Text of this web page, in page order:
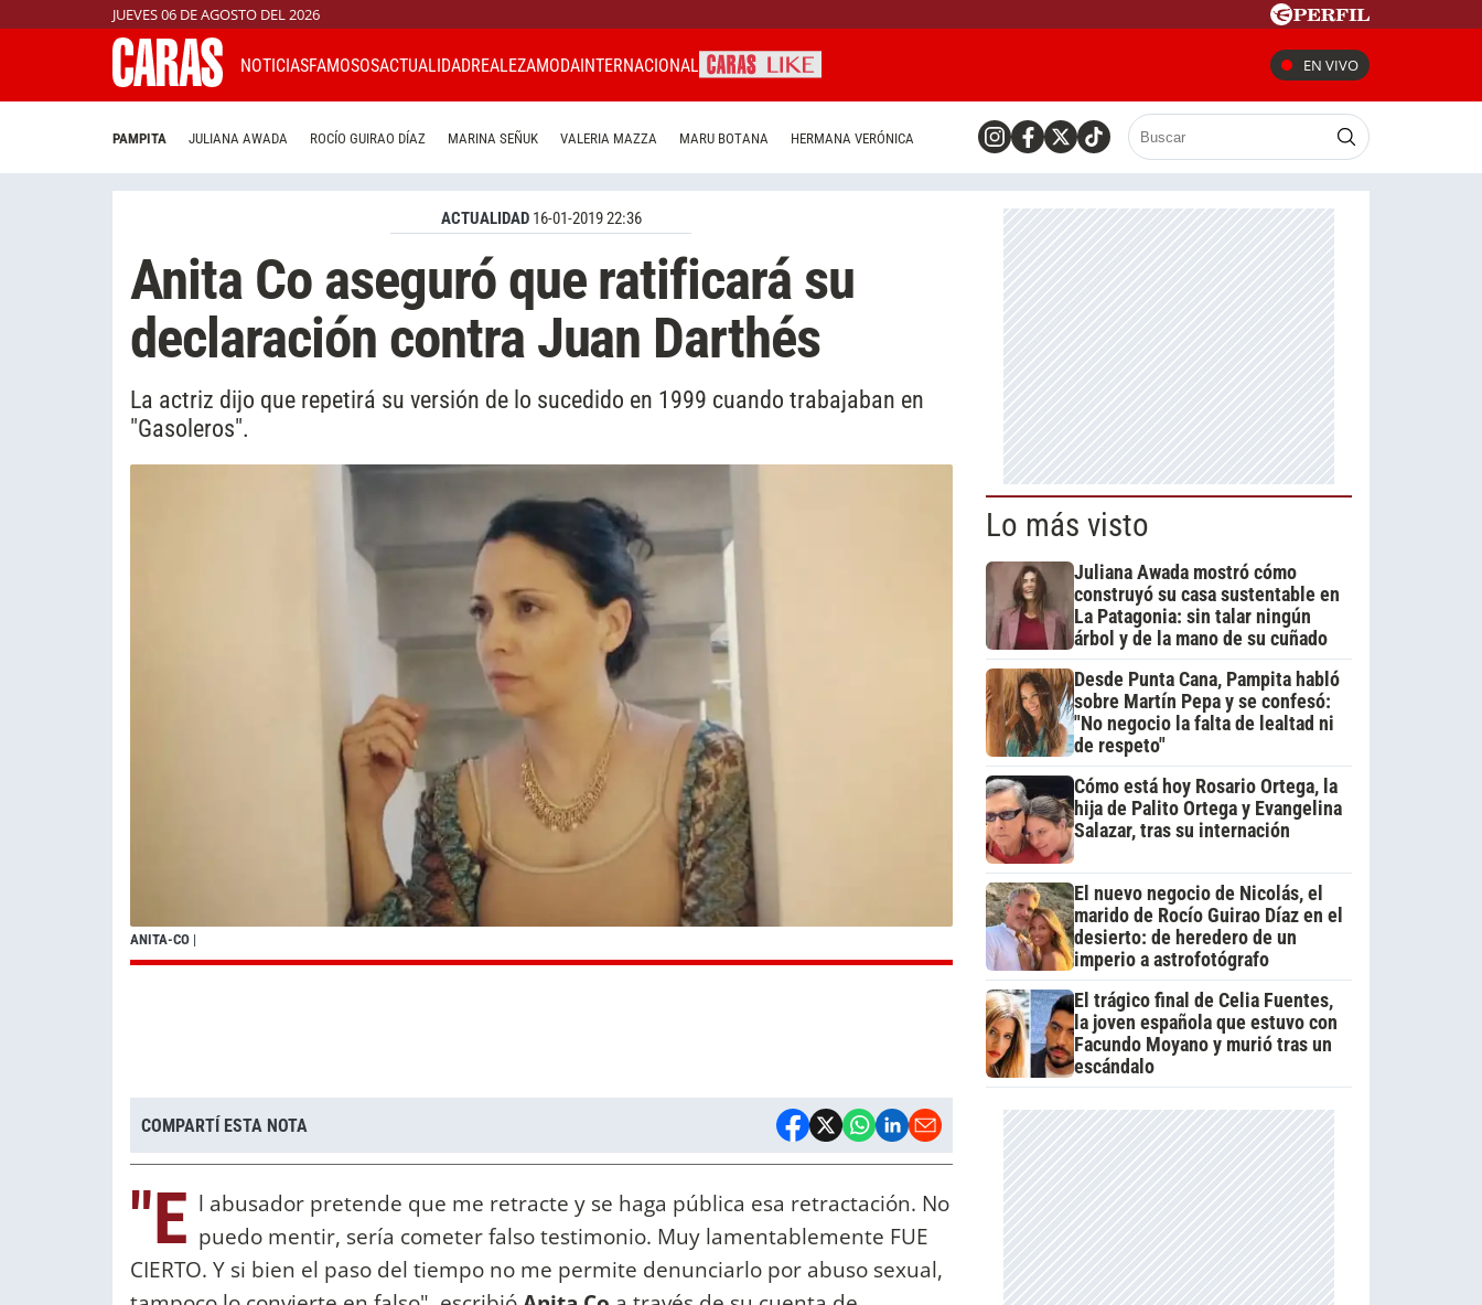
JUEVES 06 DE AGOSTO DEL 2026
NOTICIASFAMOSOSACTUALIDADREALEZAMODAINTERNACIONAL EN VIVO
PAMPITA JULIANA AWADA ROCÍO GUIRAO DÍAZ MARINA SEÑUK VALERIA MAZZA MARU BOTANA HERMANA VERÓNICA
ACTUALIDAD 16-01-2019 22:36
Anita Co aseguró que ratificará su
declaración contra Juan Darthés
La actriz dijo que repetirá su versión de lo sucedido en 1999 cuando trabajaban en
"Gasoleros".
ANITA-CO |
COMPARTÍ ESTA NOTA
"E l abusador pretende que me retracte y se haga pública esa retractación. No
puedo mentir, sería cometer falso testimonio. Muy lamentablemente FUE
CIERTO. Y si bien el paso del tiempo no me permite denunciarlo por abuso sexual,
Lo más visto
Juliana Awada mostró cómo
construyó su casa sustentable en
La Patagonia: sin talar ningún
árbol y de la mano de su cuñado
Desde Punta Cana, Pampita habló
sobre Martín Pepa y se confesó:
"No negocio la falta de lealtad ni
de respeto"
Cómo está hoy Rosario Ortega, la
hija de Palito Ortega y Evangelina
Salazar, tras su internación
El nuevo negocio de Nicolás, el
marido de Rocío Guirao Díaz en el
desierto: de heredero de un
imperio a astrofotógrafo
El trágico final de Celia Fuentes,
la joven española que estuvo con
Facundo Moyano y murió tras un
escándalo